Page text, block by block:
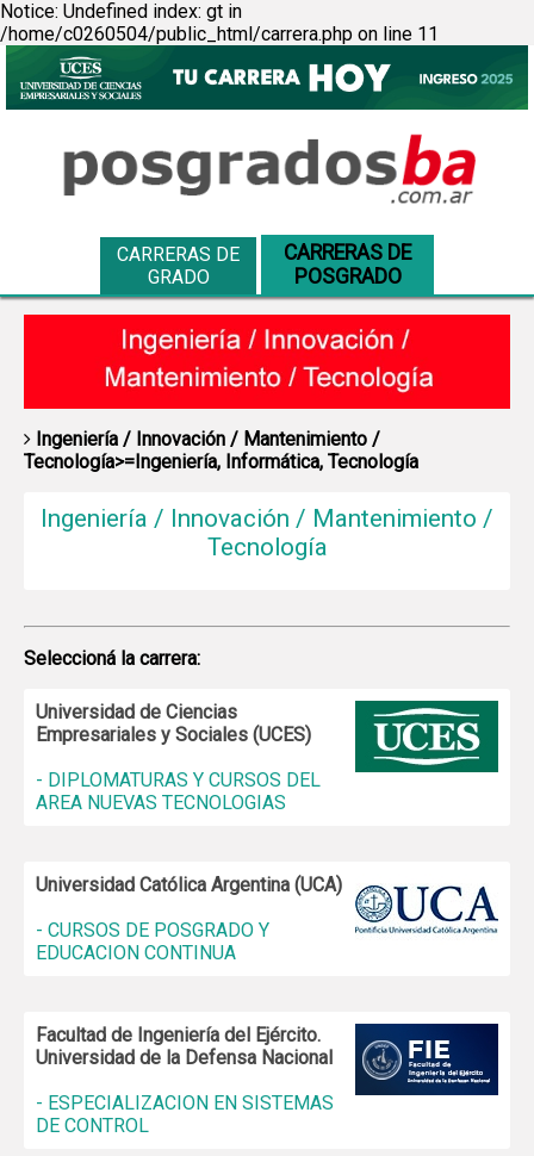
Notice: Undefined index: gt in
/home/c0260504/public_html/carrera.php on line 11
CARRERAS DE
GRADO
CARRERAS DE
POSGRADO
Ingeniería / Innovación / Mantenimiento /
Tecnología>=Ingeniería, Informática, Tecnología
Ingeniería / Innovación / Mantenimiento /
Tecnología
Seleccioná la carrera:
Universidad de Ciencias
Empresariales y Sociales (UCES)
- DIPLOMATURAS Y CURSOS DEL
AREA NUEVAS TECNOLOGIAS
Universidad Católica Argentina (UCA)
- CURSOS DE POSGRADO Y
EDUCACION CONTINUA
Facultad de Ingeniería del Ejército.
Universidad de la Defensa Nacional
- ESPECIALIZACION EN SISTEMAS
DE CONTROL